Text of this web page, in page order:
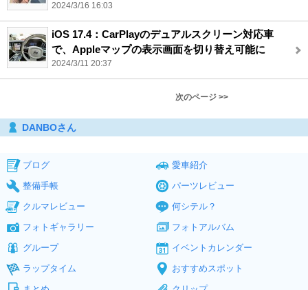
2024/3/16 16:03
iOS 17.4：CarPlayのデュアルスクリーン対応車
で、Appleマップの表示画面を切り替え可能に
2024/3/11 20:37
次のページ >>
DANBOさん
ブログ
愛車紹介
整備手帳
パーツレビュー
クルマレビュー
何シテル？
フォトギャラリー
フォトアルバム
グループ
イベントカレンダー
ラップタイム
おすすめスポット